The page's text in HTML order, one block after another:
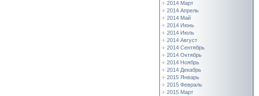
2014 Март
2014 Апрель
2014 Май
2014 Июнь
2014 Июль
2014 Август
2014 Сентябрь
2014 Октябрь
2014 Ноябрь
2014 Декабрь
2015 Январь
2015 Февраль
2015 Март